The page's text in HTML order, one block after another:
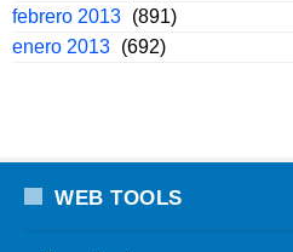
febrero 2013 (891)
enero 2013 (692)
WEB TOOLS